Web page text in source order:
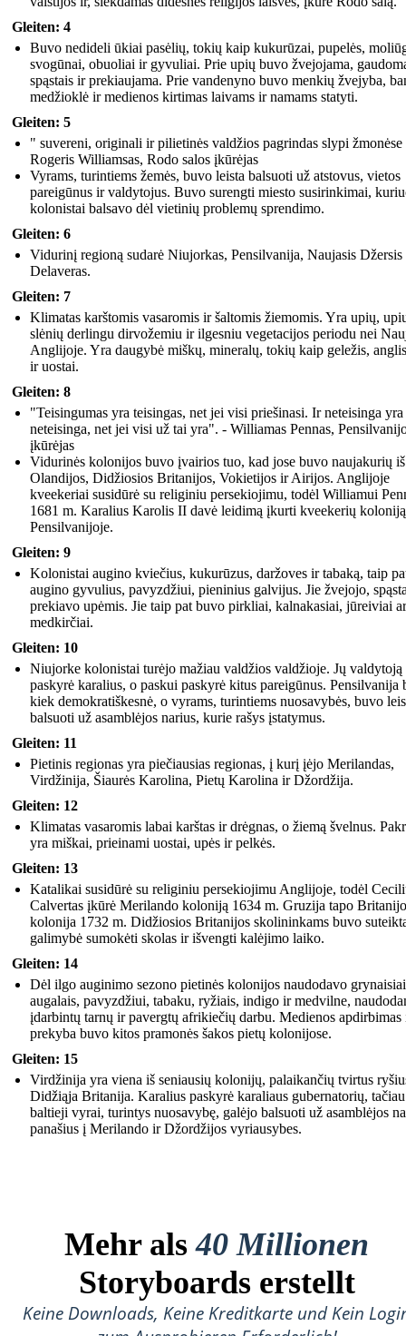
Gleiten: 4
Buvo nedideli ūkiai pasėlių, tokių kaip kukurūzai, pupelės,
svogūnai, obuoliai ir gyvuliai. Prie upių buvo žvejojama,
spąstais ir prekiaujama. Prie vandenyno buvo menkių žvejyba,
medžioklė ir medienos kirtimas laivams ir namams statyti.
Gleiten: 5
" suvereni, originali ir pilietinės valdžios pagrindas slypi
Rogeris Williamsas, Rodo salos įkūrėjas
Vyrams, turintiems žemės, buvo leista balsuoti už atstovus, vietos
pareigūnus ir valdytojus. Buvo surengti miesto susirinkimai,
kolonistai balsavo dėl vietinių problemų sprendimo.
Gleiten: 6
Vidurinį regioną sudarė Niujorkas, Pensilvanija, Naujasis Džersis
Delaveras.
Gleiten: 7
Klimatas karštomis vasaromis ir šaltomis žiemomis. Yra upių,
slėnių derlingu dirvožemiu ir ilgesniu vegetacijos periodu nei
Anglijoje. Yra daugybė miškų, mineralų, tokių kaip geležis,
ir uostai.
Gleiten: 8
"Teisingumas yra teisingas, net jei visi priešinasi. Ir neteisinga yra
neteisinga, net jei visi už tai yra". - Williamas Pennas,
įkūrėjas
Vidurinės kolonijos buvo įvairios tuo, kad jose buvo naujakurių iš
Olandijos, Didžiosios Britanijos, Vokietijos ir Airijos. Anglijoje
kveekeriai susidūrė su religiniu persekiojimu, todėl Williamui
1681 m. Karalius Karolis II davė leidimą įkurti kveekerių koloniją
Pensilvanijoje.
Gleiten: 9
Kolonistai augino kviečius, kukurūzus, daržoves ir tabaką, taip
augino gyvulius, pavyzdžiui, pieninius galvijus. Jie žvejojo,
prekiavo upėmis. Jie taip pat buvo pirkliai, kalnakasiai, jūreiviai ar
medkirčiai.
Gleiten: 10
Niujorke kolonistai turėjo mažiau valdžios valdžioje. Jų valdytoją
paskyrė karalius, o paskui paskyrė kitus pareigūnus. Pensilvanija
kiek demokratiškesnė, o vyrams, turintiems nuosavybės, buvo
balsuoti už asamblėjos narius, kurie rašys įstatymus.
Gleiten: 11
Pietinis regionas yra piečiausias regionas, į kurį įėjo Merilandas,
Virdžinija, Šiaurės Karolina, Pietų Karolina ir Džordžija.
Gleiten: 12
Klimatas vasaromis labai karštas ir drėgnas, o žiemą švelnus.
yra miškai, prieinami uostai, upės ir pelkės.
Gleiten: 13
Katalikai susidūrė su religiniu persekiojimu Anglijoje, todėl
Calvertas įkūrė Merilando koloniją 1634 m. Gruzija tapo
kolonija 1732 m. Didžiosios Britanijos skolininkams buvo
galimybė sumokėti skolas ir išvengti kalėjimo laiko.
Gleiten: 14
Dėl ilgo auginimo sezono pietinės kolonijos naudodavo
augalais, pavyzdžiui, tabaku, ryžiais, indigo ir medvilne,
įdarbintų tarnų ir pavergtų afrikiečių darbu. Medienos apdirbimas
prekyba buvo kitos pramonės šakos pietų kolonijose.
Gleiten: 15
Virdžinija yra viena iš seniausių kolonijų, palaikančių tvirtus
Didžiąja Britanija. Karalius paskyrė karaliaus gubernatorių, tačiau
baltieji vyrai, turintys nuosavybę, galėjo balsuoti už asamblėjos
panašius į Merilando ir Džordžijos vyriausybes.
Mehr als40 Millionen
Storyboards erstellt
Keine Downloads, Keine Kreditkarte und Kein